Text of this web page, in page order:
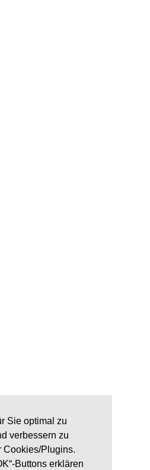
Sie optimal zu
verbessern zu
Cookies/Plugins.
Buttons erklären